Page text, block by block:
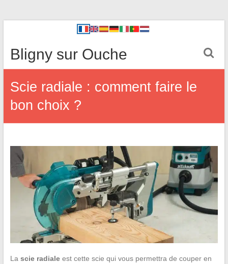
Bligny sur Ouche
Scie radiale : comment faire le
bon choix ?
La scie radialeest cette scie qui vous permettra de couper en